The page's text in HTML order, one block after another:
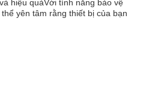
hiệu quảVới tính năng bảo vệ
yên tâm rằng thiết bị của bạn